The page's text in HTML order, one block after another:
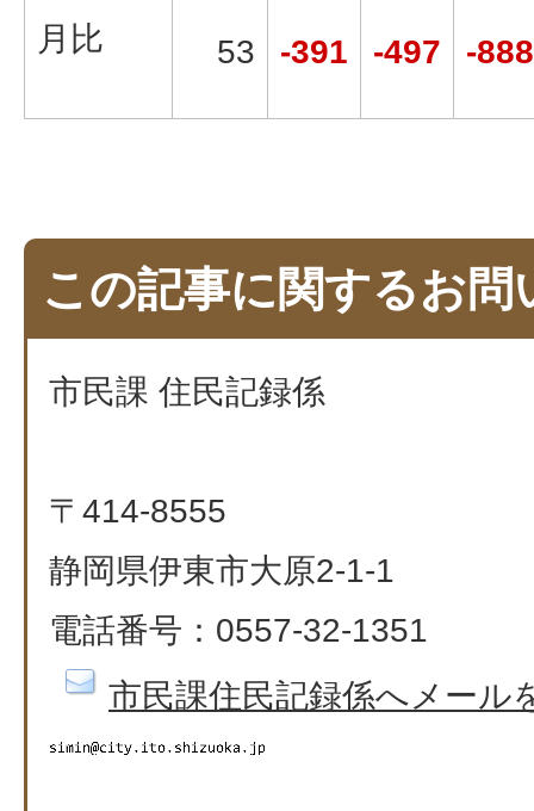
月比
53 -391 -497 -888
この記事に関するお問
市民課 住民記録係
〒414-8555
静岡県伊東市大原2-1-1
電話番号：0557-32-1351​​​​​​​
市民課住民記録係へメール